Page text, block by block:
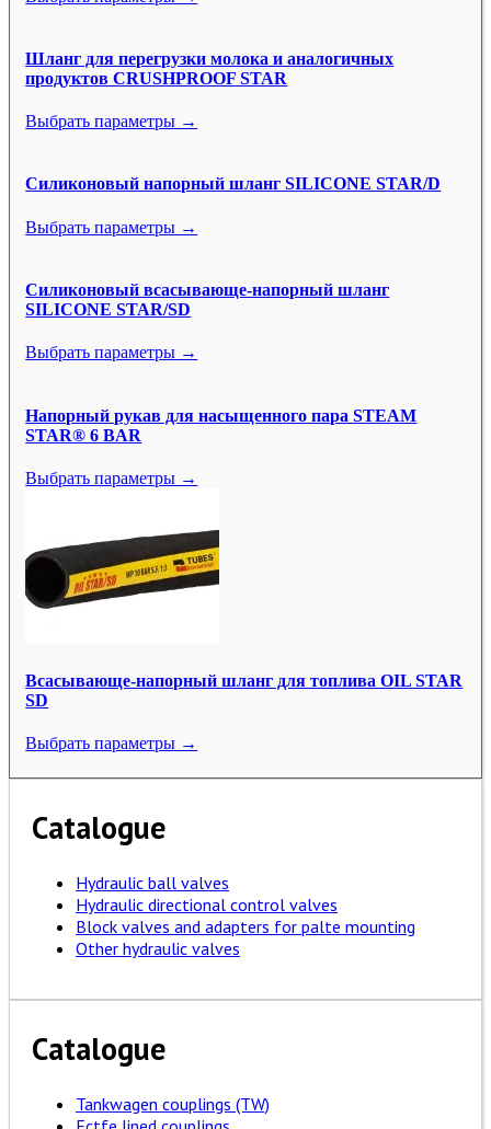
Шланг для перегрузки молока и аналогичных
продуктов CRUSHPROOF STAR
Выбрать параметры →
Силиконовый напорный шланг SILICONE STAR/D
Выбрать параметры →
Силиконовый всасывающе-напорный шланг
SILICONE STAR/SD
Выбрать параметры →
Напорный рукав для насыщенного пара STEAM
STAR® 6 BAR
Выбрать параметры →
Всасывающе-напорный шланг для топлива OIL STAR
SD
Выбрать параметры →
Catalogue
Hydraulic ball valves
Hydraulic directional control valves
Block valves and adapters for palte mounting
Other hydraulic valves
Catalogue
Tankwagen couplings (TW)